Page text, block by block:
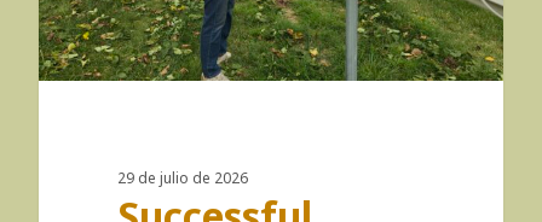
29 de julio de 2026